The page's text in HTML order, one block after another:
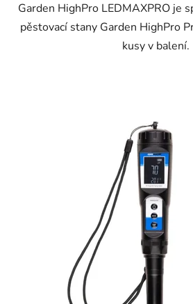
Garden HighPro LEDMAXPRO je
pěstovací stany Garden HighPro
kusy v balení.